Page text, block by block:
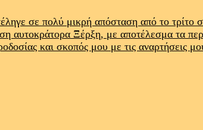
σε πολύ μικρή απόσταση από το
αυτοκράτορα Ξέρξη, με αποτέλεσμα τα
και σκοπός μου με τις αναρτήσεις